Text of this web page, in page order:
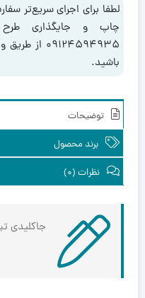
عدد
لطفا برای اجرای سریع‌تر
چاپ و جایگذاری
باشید.
توضیحات
برند محصول
نظرات (0)
جاکلیدی